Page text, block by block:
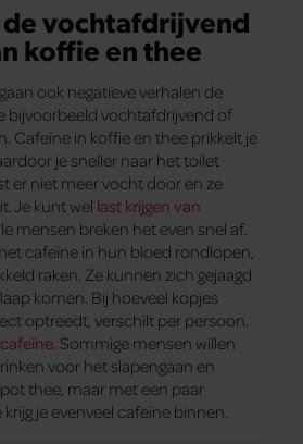
de vochtafdrijvend
koffie en thee
ook negatieve verhalen de
bijvoorbeeld vochtafdrijvend of
Cafeïne in koffie en thee prikkelt je
je sneller naar het toilet
er niet meer vocht door en ze
Je kunt wel last krijgen van
mensen breken het even snel af.
cafeïne in hun bloed rondlopen,
raken. Ze kunnen zich gejaagd
komen. Bij hoeveel kopjes
optreedt, verschilt per persoon.
Sommige mensen willen
voor het slapengaan en
thee, maar met een paar
je evenveel cafeïne binnen.